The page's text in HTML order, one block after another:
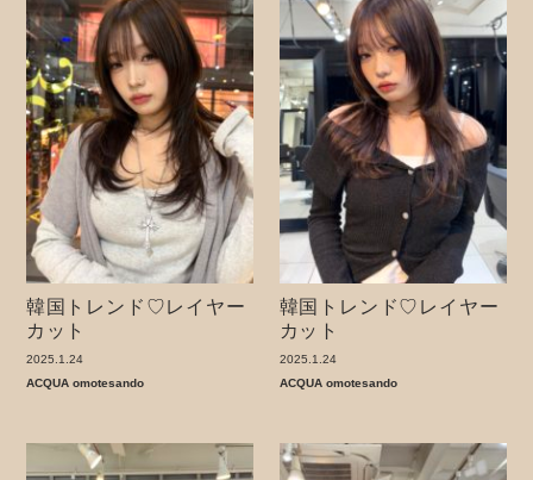
韓国トレンド♡レイヤー
カット
2025.1.24
ACQUA omotesando
韓国トレンド♡レイヤー
カット
2025.1.24
ACQUA omotesando